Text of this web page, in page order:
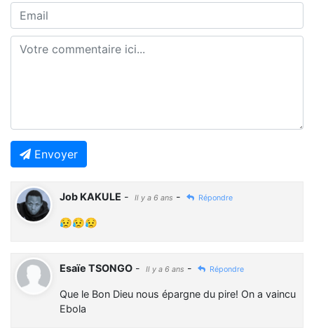
Envoyer
Job KAKULE - Il y a 6 ans - Répondre
😥😥😥
Esaïe TSONGO - Il y a 6 ans - Répondre
Que le Bon Dieu nous épargne du pire! On a vaincu
Ebola